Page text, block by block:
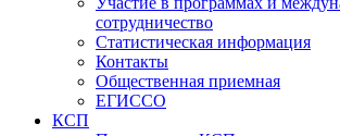
сотрудничество
Статистическая информация
Контакты
Общественная приемная
ЕГИССО
КСП